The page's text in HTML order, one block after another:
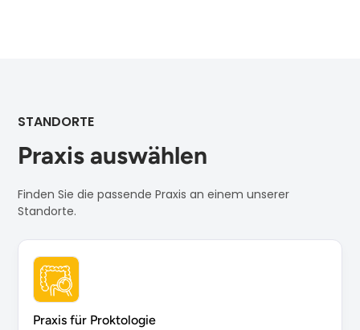
STANDORTE
Praxis auswählen
Finden Sie die passende Praxis an einem unserer
Standorte.
Praxis für Proktologie